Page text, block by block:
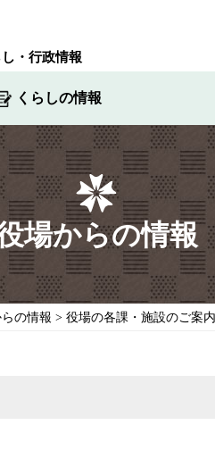
し・行政情報
くらしの情報
場からの情報
の情報 > 役場の各課・施設のご案内